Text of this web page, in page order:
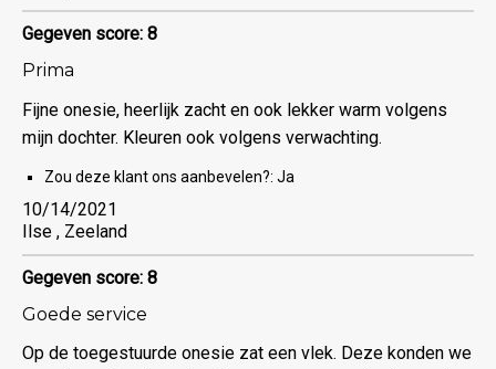
Gegeven score: 8
Prima
Fijne onesie, heerlijk zacht en ook lekker warm volgens
mijn dochter. Kleuren ook volgens verwachting.
Zou deze klant ons aanbevelen?: Ja
10/14/2021
Ilse , Zeeland
Gegeven score: 8
Goede service
Op de toegestuurde onesie zat een vlek. Deze konden we